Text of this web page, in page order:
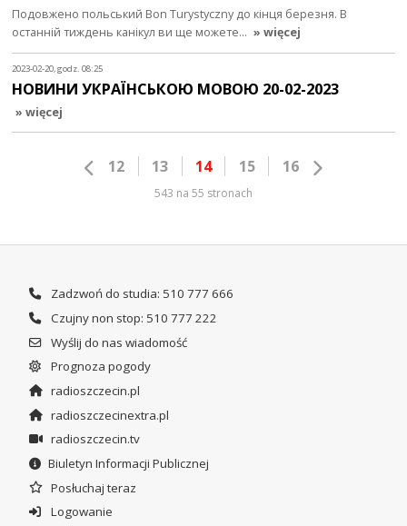
Подовжено польський Bon Turystyczny до кінця березня. В
останній тиждень канікул ви ще можете… » więcej
2023-02-20, godz. 08:25
НОВИНИ УКРАЇНСЬКОЮ МОВОЮ 20-02-2023
» więcej
12 13 14 15 16
543 na 55 stronach
Zadzwoń do studia: 510 777 666
Czujny non stop: 510 777 222
Wyślij do nas wiadomość
Prognoza pogody
radioszczecin.pl
radioszczecinextra.pl
radioszczecin.tv
Biuletyn Informacji Publicznej
Posłuchaj teraz
Logowanie